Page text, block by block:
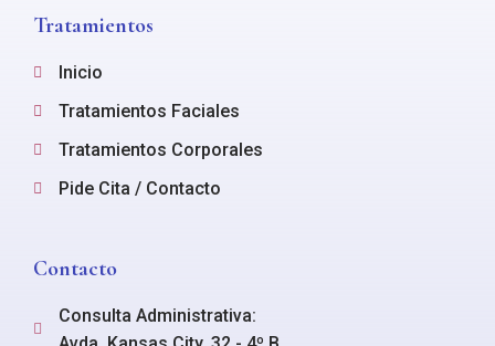
Tratamientos
Inicio
Tratamientos Faciales
Tratamientos Corporales
Pide Cita / Contacto
Contacto
Consulta Administrativa: